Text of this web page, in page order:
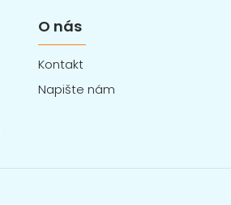
O nás
Kontakt
Napište nám